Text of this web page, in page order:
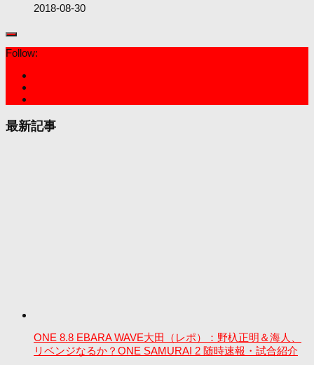
2018-08-30
Follow:
最新記事
ONE 8.8 EBARA WAVE大田（レポ）：野杁正明＆海人、
リベンジなるか？ONE SAMURAI 2 随時速報・試合紹介